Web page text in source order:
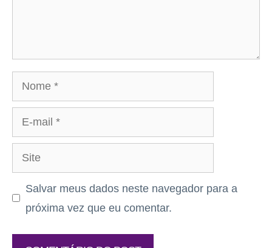
Nome
mail
Site
Salvar meus dados neste navegador para a
próxima vez que eu comentar.